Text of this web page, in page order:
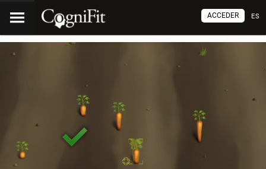
ES
ACCEDER